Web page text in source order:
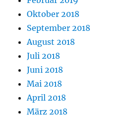
Oktober 2018
September 2018
August 2018
Juli 2018
Juni 2018
Mai 2018
April 2018
März 2018